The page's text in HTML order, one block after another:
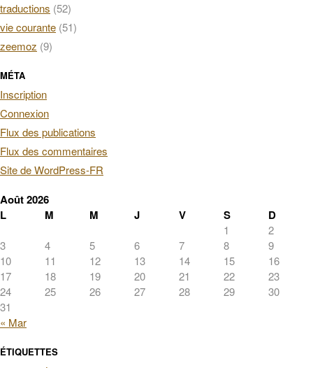
traductions (52)
vie courante (51)
zeemoz (9)
MÉTA
Inscription
Connexion
Flux des publications
Flux des commentaires
Site de WordPress-FR
Août 2026
L
M M J V S D
1
2
3
4 5 6 7 8
9
10
11 12 13 14 15
16
17
18 19 20 21 22
23
24
25 26 27 28 29
30
31
« Mar
ÉTIQUETTES